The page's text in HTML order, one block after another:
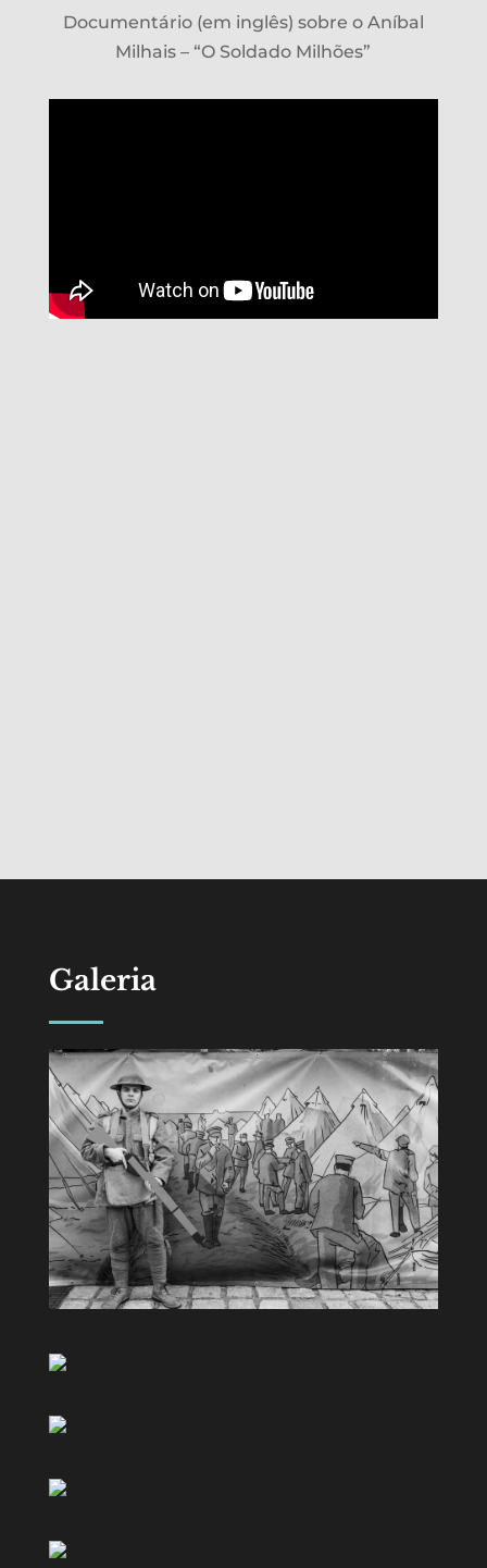
Documentário (em inglês) sobre o Aníbal
Milhais – “O Soldado Milhões”
Galeria